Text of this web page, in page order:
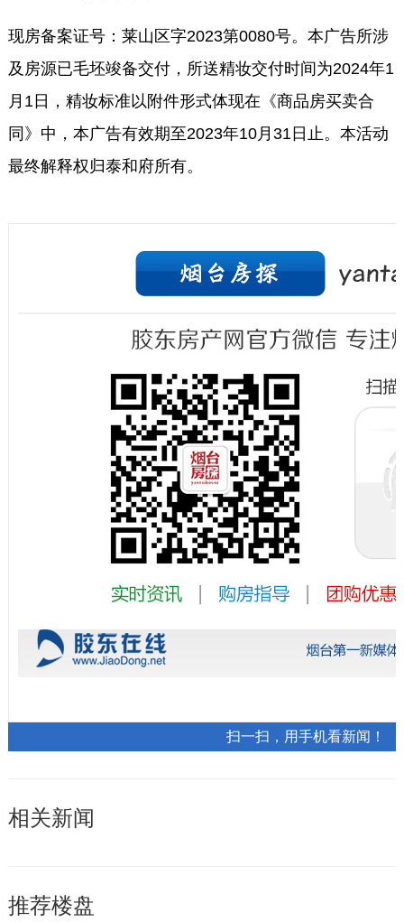
现房备案证号：莱山区字2023第0080号。本广告所涉
及房源已毛坯竣备交付，所送精妆交付时间为2024年1
月1日，精妆标准以附件形式体现在《商品房买卖合
同》中，本广告有效期至2023年10月31日止。本活动
最终解释权归泰和府所有。
扫一扫，用手机看新闻！
相关新闻
推荐楼盘